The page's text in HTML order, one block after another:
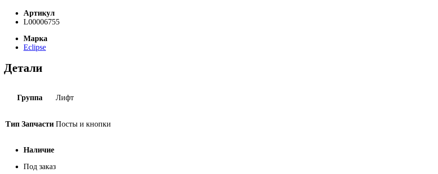
Артикул
L00006755
Марка
Eclipse
Детали
Группа Лифт
Тип Запчасти Посты и кнопки
Наличие
Под заказ